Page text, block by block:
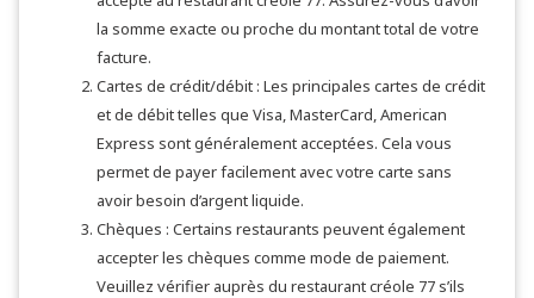
la somme exacte ou proche du montant total de votre
facture.
Cartes de crédit/débit : Les principales cartes de crédit
et de débit telles que Visa, MasterCard, American
Express sont généralement acceptées. Cela vous
permet de payer facilement avec votre carte sans
avoir besoin d’argent liquide.
Chèques : Certains restaurants peuvent également
accepter les chèques comme mode de paiement.
Veuillez vérifier auprès du restaurant créole 77 s’ils